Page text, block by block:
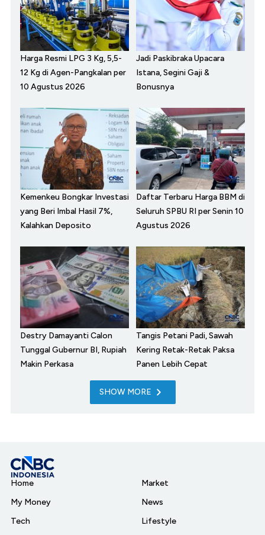
Harga Resmi LPG 3 Kg, 5,5-
12 Kg di Agen-Pangkalan per
10 Agustus 2026
Jadi Paskibraka Upacara
Istana, Segini Gaji &
Bonusnya
Kemenkeu Bongkar Investasi
yang Beri Imbal Hasil 7%,
Kalahkan Deposito
Daftar Terbaru Harga BBM di
Seluruh SPBU RI per Senin 10
Agustus 2026
Destry Damayanti Calon
Tunggal Gubernur BI, Rupiah
Makin Perkasa
Tangis Petani Padi, Sawah
Kering Retak-Retak Paksa
Panen Lebih Cepat
SHOW MORE
Home
My Money
Tech
Market
News
Lifestyle